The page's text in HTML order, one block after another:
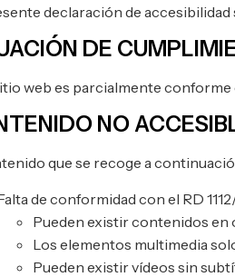
declaración de
DE
web es parcialmente conforme
NO
que se recoge a
de conformidad con el RD
Pueden existir contenidos en
Los elementos multimedia
Pueden existir vídeos sin